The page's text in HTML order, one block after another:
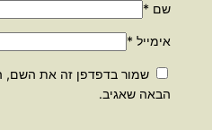
שם*
אימייל*
שמור בדפדפן זה את השם,
הבאה שאגיב.